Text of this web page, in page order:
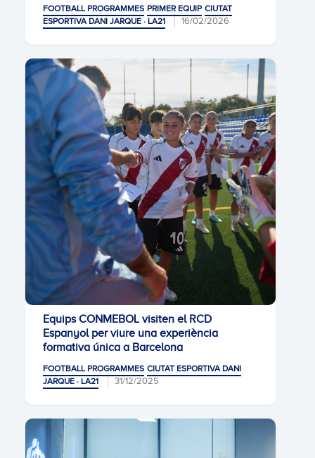
FOOTBALL PROGRAMMES PRIMER EQUIP CIUTAT
ESPORTIVA DANI JARQUE · LA21
16/02/2026
Equips CONMEBOL visiten el RCD
Espanyol per viure una experiència
formativa única a Barcelona
FOOTBALL PROGRAMMES CIUTAT ESPORTIVA DANI
JARQUE · LA21
31/12/2025